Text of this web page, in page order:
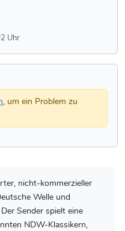
Uhr
, um ein Problem zu
nicht-kommerzieller
Welle und
Sender spielt eine
NDW-Klassikern,